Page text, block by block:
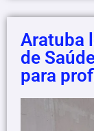
Aratuba
de
para